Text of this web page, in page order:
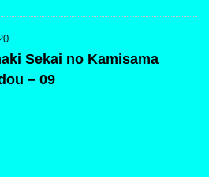
Sekai no Kamisama
– 09